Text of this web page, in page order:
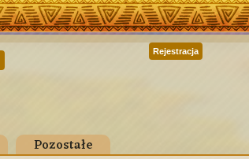
Rejestracja
Pozostałe